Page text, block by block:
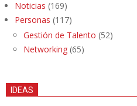
Noticias (169)
Personas (117)
Gestión de Talento (52)
Networking (65)
IDEAS